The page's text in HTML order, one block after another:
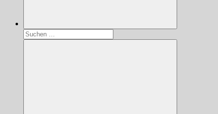
Suchen
nach: